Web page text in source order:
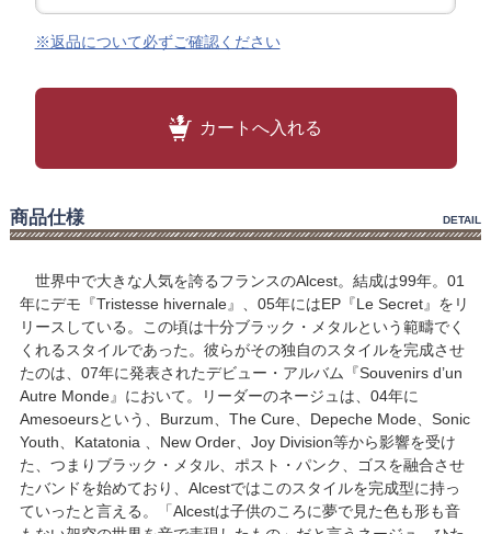
※返品について必ずご確認ください
カートへ入れる
商品仕様 DETAIL
世界中で大きな人気を誇るフランスのAlcest。結成は99年。01
年にデモ『Tristesse hivernale』、05年にはEP『Le Secret』をリ
リースしている。この頃は十分ブラック・メタルという範疇でく
くれるスタイルであった。彼らがその独自のスタイルを完成させ
たのは、07年に発表されたデビュー・アルバム『Souvenirs d’un
Autre Monde』において。リーダーのネージュは、04年に
Amesoeursという、Burzum、The Cure、Depeche Mode、Sonic
Youth、Katatonia 、New Order、Joy Division等から影響を受け
た、つまりブラック・メタル、ポスト・パンク、ゴスを融合させ
たバンドを始めており、Alcestではこのスタイルを完成型に持っ
ていったと言える。「Alcestは子供のころに夢で見た色も形も音